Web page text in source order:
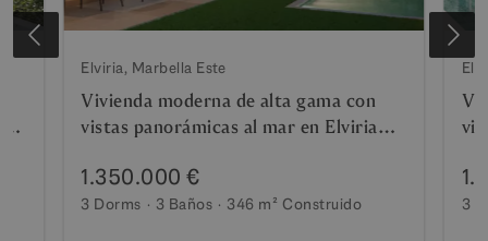
Elviria, Marbella Este
Vivienda moderna de alta gama con
vistas panorámicas al mar en Elviria
1.350.000 €
3 Dorms 3 Baños 346 m² Construido 3